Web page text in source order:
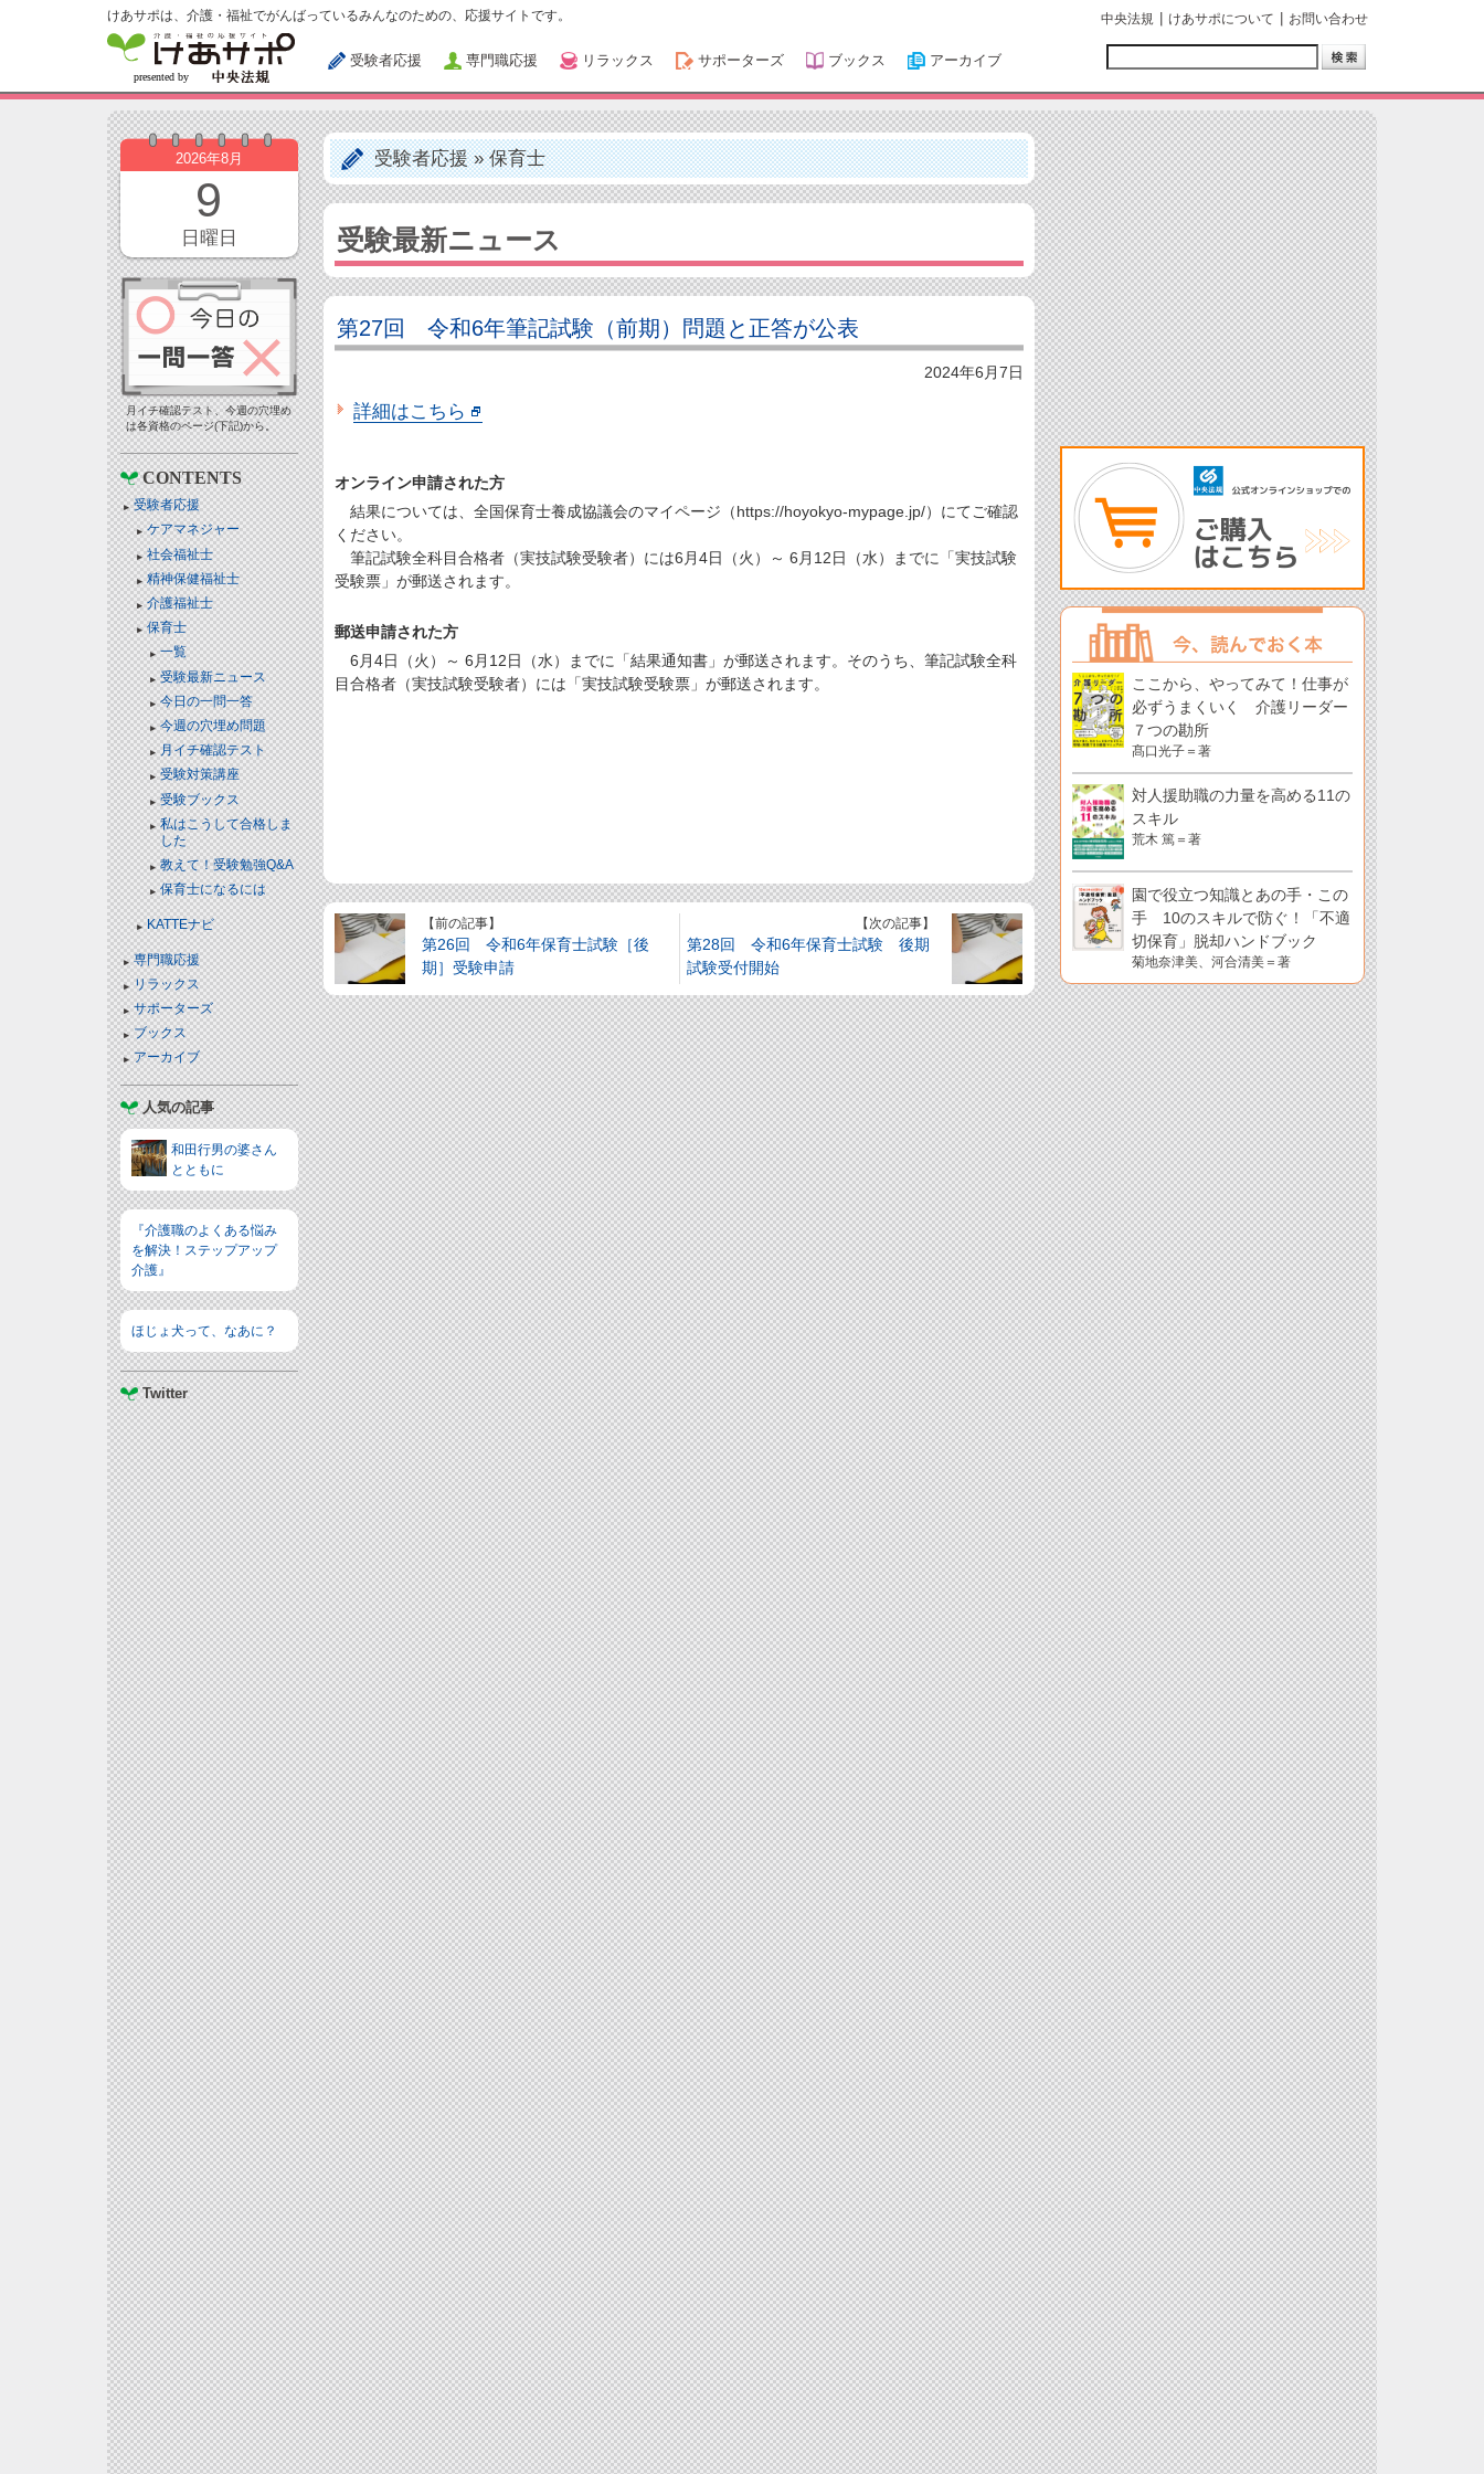
けあサポは、介護・福祉でがんばっているみんなのための、応援サイトです。
受験者応援 専門職応援 リラックス サポーターズ ブックス アーカイブ
中央法規 けあサポについて お問い合わせ
2026年8月
9
日曜日
月イチ確認テスト、今週の穴埋め
は各資格のページ(下記)から。
CONTENTS
受験者応援
ケアマネジャー
社会福祉士
精神保健福祉士
介護福祉士
保育士
一覧
受験最新ニュース
今日の一問一答
今週の穴埋め問題
月イチ確認テスト
受験対策講座
受験ブックス
私はこうして合格しま
した
教えて！受験勉強Q&A
保育士になるには
KATTEナビ
専門職応援
リラックス
サポーターズ
ブックス
アーカイブ
人気の記事
和田行男の婆さん
とともに
『介護職のよくある悩み
を解決！ステップアップ
介護』
ほじょ犬って、なあに？
Twitter
受験者応援»保育士
受験最新ニュース
第27回 令和6年筆記試験（前期）問題と正答が公表
2024年6月7日
詳細はこちら
オンライン申請された方
結果については、全国保育士養成協議会のマイページ（https://hoyokyo-mypage.jp/）にてご確認
ください。
筆記試験全科目合格者（実技試験受験者）には6月4日（火）～ 6月12日（水）までに「実技試験
受験票」が郵送されます。
郵送申請された方
6月4日（火）～ 6月12日（水）までに「結果通知書」が郵送されます。そのうち、筆記試験全科
目合格者（実技試験受験者）には「実技試験受験票」が郵送されます。
【前の記事】
第26回 令和6年保育士試験［後
期］受験申請
【次の記事】
第28回 令和6年保育士試験 後期
試験受付開始
ここから、やってみて！仕事が
必ずうまくいく 介護リーダー
７つの勘所
髙口光子＝著
対人援助職の力量を高める11の
スキル
荒木 篤＝著
園で役立つ知識とあの手・この
手 10のスキルで防ぐ！「不適
切保育」脱却ハンドブック
菊地奈津美、河合清美＝著